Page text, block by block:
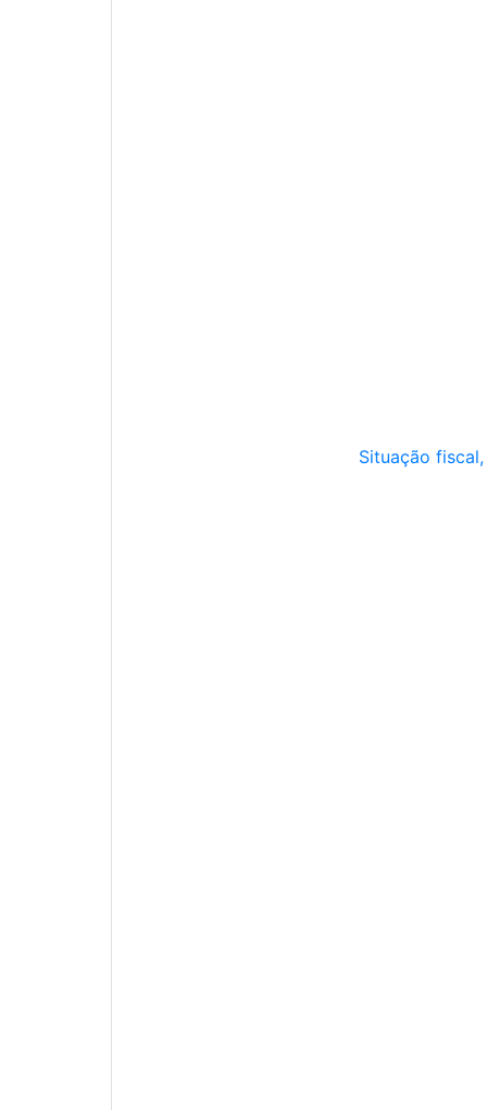
Situação